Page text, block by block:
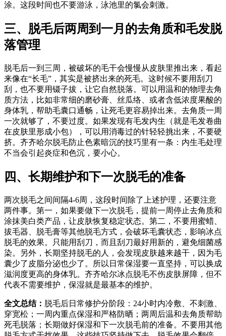
涂。这段时间也不要游泳，泳池里的氯会刺激。
三、脱毛后两周到一月的去角质和毛发脱
落管理
脱毛后一到三周，被破坏的毛干会慢慢从皮肤里推出来，看起
来像在“长毛”，其实是被挤出来的死毛。这时候不要用刮刀
刮，也不要用镊子拔，让它自然脱落。可以用温和的物理去角
质方法，比如非常细的磨砂膏、丝瓜络、或者含低浓度果酸的
身体乳，帮助毛囊口通畅，让死毛更容易掉出来。去角质一周
一次就够了，不要过度。如果发现有毛发内生（就是毛发卷曲
在皮肤里形成小包），可以用消毒过的针轻轻挑出来，不要硬
挤。齐齐哈尔脱毛防止色素暗沉的技巧里有一条：内生毛处理
不当会引起炎症和色沉，要小心。
四、长期维护和下一次脱毛的准备
两次脱毛之间间隔4-6周，这段时间除了上述护理，还要注意
两件事。第一，如果要做下一次脱毛，提前一周停止去角质和
涂抹美白类产品，让皮肤恢复稳定状态。第二，不要用蜜蜡、
拔毛器、脱毛膏等其他脱毛方式，会破坏毛囊状态，影响冰点
脱毛的效果。只能用刮刀，而且刮刀最好用新的，避免细菌感
染。另外，长期坚持脱毛的人，会发现皮肤越来越干，因为毛
囊少了皮脂分泌也少了。所以日常保湿要一直坚持，可以换成
滋润度更高的身体乳。齐齐哈尔冰点脱毛不伤皮肤屏障，但不
代表不需要维护，保湿就是最基本的维护。
全文总结： 脱毛后日常修护分阶段：24小时内冷敷、不刺激、
穿宽松；一周内重点保湿和严格防晒；两周后温和去角质帮助
死毛脱落；长期做好保湿和下一次脱毛前的准备。不要用其他